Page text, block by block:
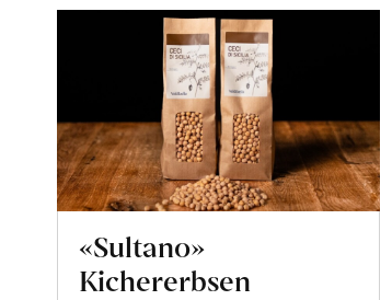
«Sultano»
Kichererbsen